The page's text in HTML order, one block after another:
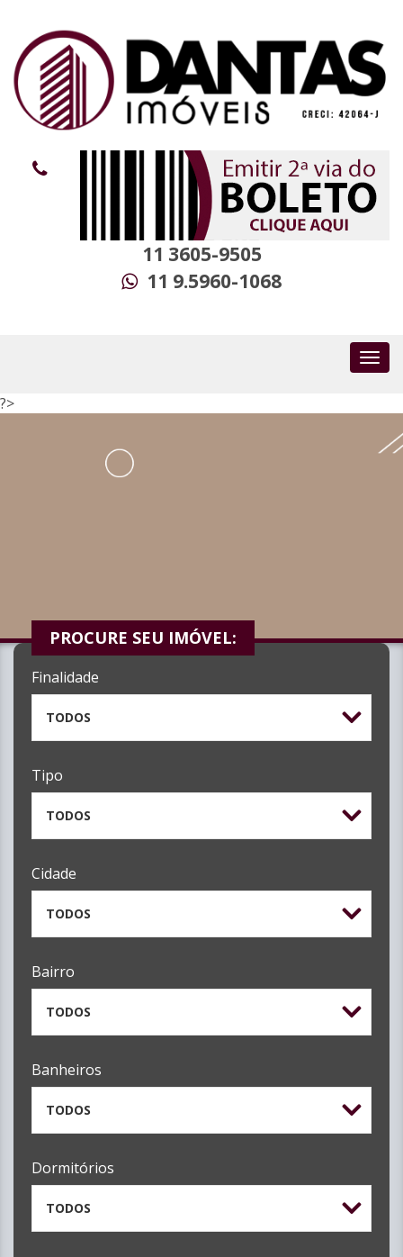
11 3605-9505
11 9.5960-1068
?>
PROCURE SEU IMÓVEL:
Finalidade
TODOS
Tipo
TODOS
Cidade
TODOS
Bairro
TODOS
Banheiros
TODOS
Dormitórios
TODOS